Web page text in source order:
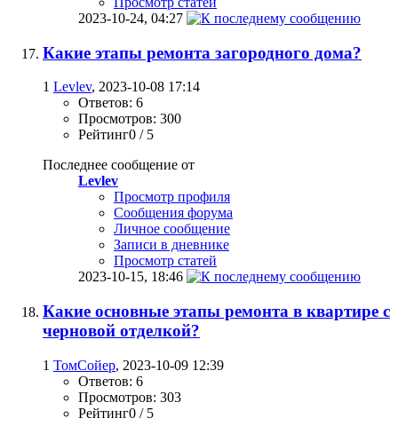
2023-10-24, 04:27
Какие этапы ремонта загородного дома?
1 Levlev, 2023-10-08 17:14
Ответов: 6
Просмотров: 300
Рейтинг0 / 5
Последнее сообщение от
Levlev
Просмотр профиля
Сообщения форума
Личное сообщение
Записи в дневнике
Просмотр статей
2023-10-15, 18:46
Какие основные этапы ремонта в квартире с
черновой отделкой?
1 ТомСойер, 2023-10-09 12:39
Ответов: 6
Просмотров: 303
Рейтинг0 / 5